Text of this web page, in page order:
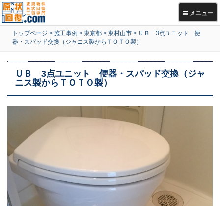
メニュー
トップページ > 施工事例 > 東京都 > 東村山市 > ＵＢ 3点ユニット 便
器・スパッド交換（ジャニス製からＴＯＴＯ製）
ＵＢ 3点ユニット 便器・スパッド交換（ジャ
ニス製からＴＯＴＯ製）